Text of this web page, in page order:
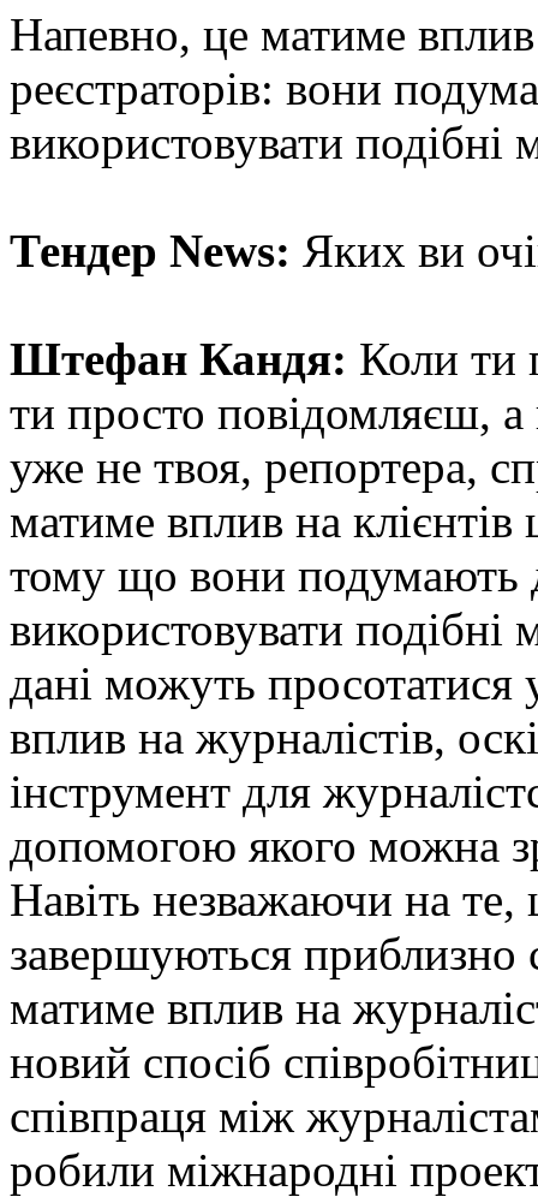
Напевно, це матиме
реєстраторів: вони
використовувати подібні
Тендер News: Яких ви
Штефан Кандя: Коли ти
ти просто повідомляєш,
уже не твоя, репортера,
матиме вплив на
тому що вони подумають
використовувати
дані можуть
вплив на журналістів,
інструмент для
допомогою якого можна
Навіть незважаючи на те,
завершуються
матиме вплив на
новий спосіб
співпраця між
робили міжнародні